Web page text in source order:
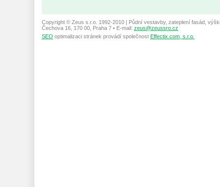
Copyright © Zeus s.r.o. 1992-2010 | Půdní vestavby, zateplení fasád,
Čechova 16, 170 00, Praha 7 • E-mail: zeus@zeussro.cz
SEO optimalizaci stránek provádí společnost Effectix.com, s.r.o.